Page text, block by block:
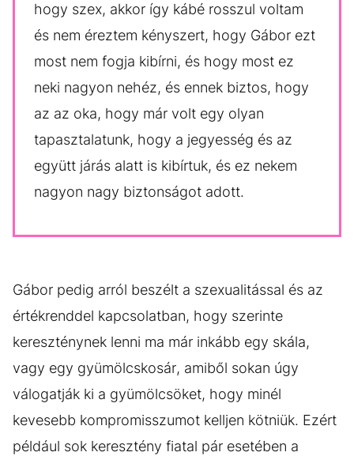
hogy szex, akkor így kábé rosszul voltam
és nem éreztem kényszert, hogy Gábor ezt
most nem fogja kibírni, és hogy most ez
neki nagyon nehéz, és ennek biztos, hogy
az az oka, hogy már volt egy olyan
tapasztalatunk, hogy a jegyesség és az
együtt járás alatt is kibírtuk, és ez nekem
nagyon nagy biztonságot adott.
Gábor pedig arról beszélt a szexualitással és az
értékrenddel kapcsolatban, hogy szerinte
kereszténynek lenni ma már inkább egy skála,
vagy egy gyümölcskosár, amiből sokan úgy
válogatják ki a gyümölcsöket, hogy minél
kevesebb kompromisszumot kelljen kötniük. Ezért
például sok keresztény fiatal pár esetében a